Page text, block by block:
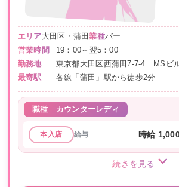
エリア大田区・蒲田業種バー
営業時間
19：00～翌5：00
勤務地
東京都大田区西蒲田7-7-4 MSビ
最寄駅
各線「蒲田」駅から徒歩2分
職種 カウンターレディ
本入店 給与 時給
続きを見る